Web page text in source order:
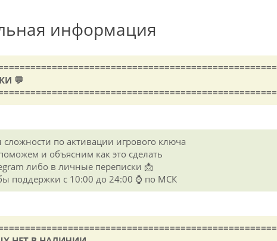
информация
💬
сложности по активации игрового ключа
и объясним как это сделать
либо в личные переписки 📩
поддержки с 10:00 до 24:00 ⌚ по МСК